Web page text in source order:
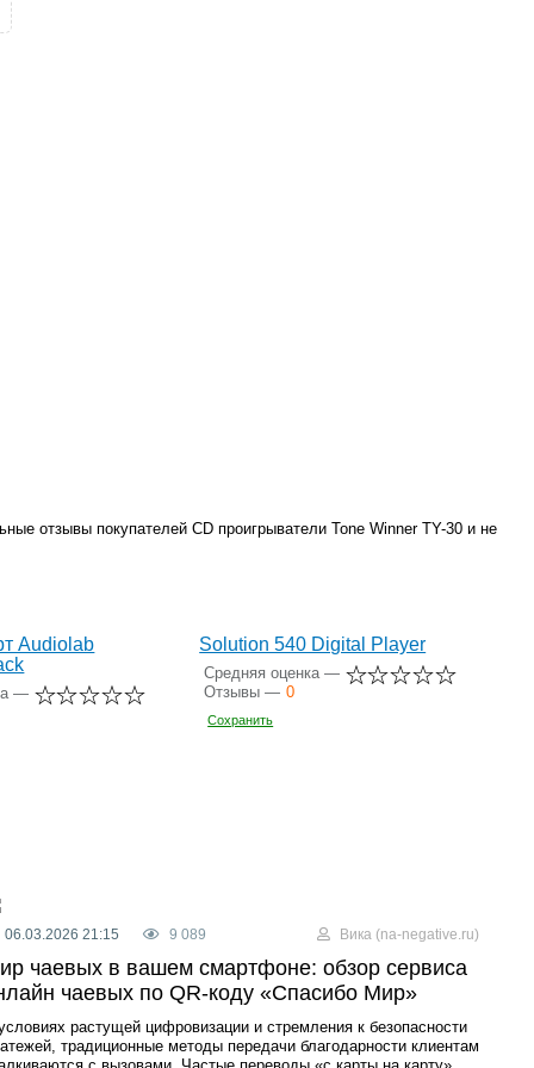
отзывы покупателей CD проигрыватели Tone Winner TY-30 и не
Audiolab
—
Solution 540 Digital Player
Средняя оценка —
Отзывы — 0
Сохранить
06.03.2026 21:15 9 089 Вика (na-negative.ru)
чаевых в вашем смартфоне: обзор сервиса
чаевых по QR-коду «Спасибо Мир»
растущей цифровизации и стремления к безопасности
традиционные методы передачи благодарности клиентам